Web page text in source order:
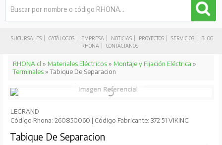
SUCURSALES CATÁLOGOS EMPRESA NOTICIAS PROYECTOS SERVICIOS
BLOG
RHONA
CONTÁCTANOS
RHONA.cl » Materiales Eléctricos» Montaje y Fijación Eléctrica »
Terminales» Tabique De Separacion
LEGRAND
Código Rhona: 260850060 | Código Fabricante: 372 51 VIKING
Tabique De Separacion